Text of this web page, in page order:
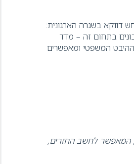
דווקא בשגרה הארגונית:
בתחום זה – מדד
ההיבט המשפטי ומאפשרים
המאפשר לחשב החזרים,